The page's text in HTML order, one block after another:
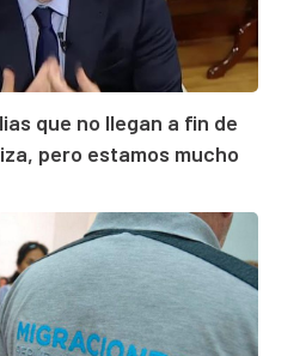
que no llegan a fin de
pero estamos mucho